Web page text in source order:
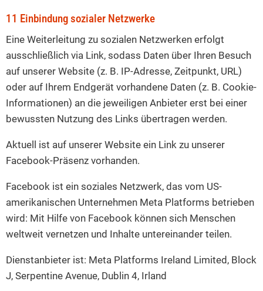
11 Einbindung sozialer Netzwerke
Eine Weiterleitung zu sozialen Netzwerken erfolgt
ausschließlich via Link, sodass Daten über Ihren Besuch
auf unserer Website (z. B. IP-Adresse, Zeitpunkt, URL)
oder auf Ihrem Endgerät vorhandene Daten (z. B. Cookie-
Informationen) an die jeweiligen Anbieter erst bei einer
bewussten Nutzung des Links übertragen werden.
Aktuell ist auf unserer Website ein Link zu unserer
Facebook-Präsenz vorhanden.
Facebook ist ein soziales Netzwerk, das vom US-
amerikanischen Unternehmen Meta Platforms betrieben
wird: Mit Hilfe von Facebook können sich Menschen
weltweit vernetzen und Inhalte untereinander teilen.
Dienstanbieter ist: Meta Platforms Ireland Limited, Block
J, Serpentine Avenue, Dublin 4, Irland